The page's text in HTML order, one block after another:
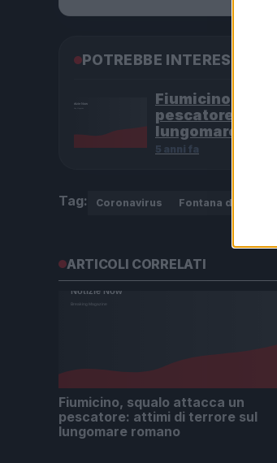
POTREBBE INTERESSARTI
Fiumicino,
pescatore:
lungomare
5 anni fa
Tag: Coronavirus Fontana di Trevi
ARTICOLI CORRELATI
Fiumicino, squalo attacca un
pescatore: attimi di terrore sul
lungomare romano